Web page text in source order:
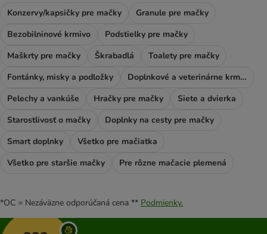
Konzervy/kapsičky pre mačky
Granule pre mačky
Bezobilninové krmivo
Podstielky pre mačky
Maškrty pre mačky
Škrabadlá
Toalety pre mačky
Fontánky, misky a podložky
Doplnkové a veterinárne krmivo
Pelechy a vankúše
Hračky pre mačky
Siete a dvierka
Starostlivosť o mačky
Doplnky na cesty pre mačky
Smart doplnky
Všetko pre mačiatka
Všetko pre staršie mačky
Pre rôzne mačacie plemená
*OC = Nezáväzne odporúčaná cena ** Podmienky.